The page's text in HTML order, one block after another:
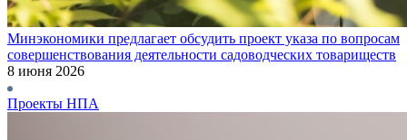
Минэкономики предлагает обсудить проект указа по вопросам
совершенствования деятельности садоводческих товариществ
8 июня 2026
Проекты НПА